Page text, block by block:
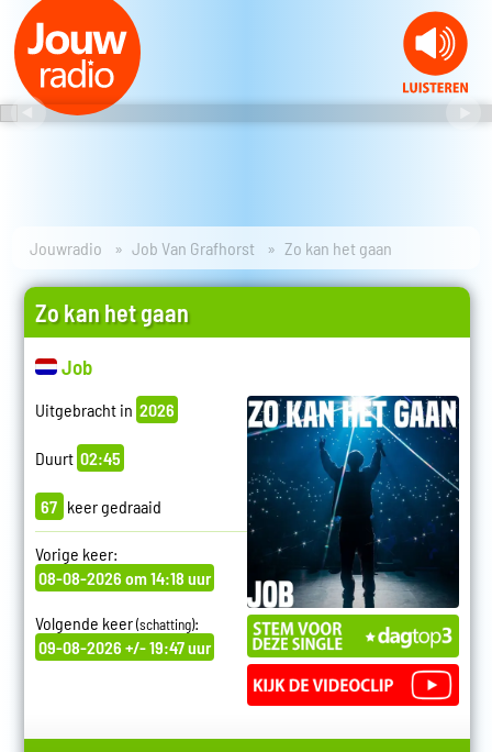
Jouwradio Job Van Grafhorst Zo kan het gaan
Zo kan het gaan
Job
Uitgebracht in 2026
Duurt 02:45
67 keer gedraaid
Vorige keer:
08-08-2026 om 14:18 uur
Volgende keer(schatting):
09-08-2026 +/- 19:47 uur